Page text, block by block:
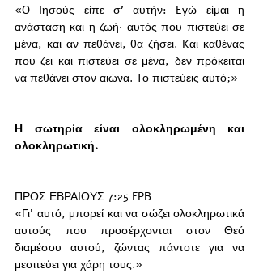
«O Iησούς είπε σ’ αυτήν: Eγώ είμαι η
ανάσταση και η ζωή· αυτός που πιστεύει σε
μένα, και αν πεθάνει, θα ζήσει. Kαι καθένας
που ζει και πιστεύει σε μένα, δεν πρόκειται
να πεθάνει στον αιώνα. Tο πιστεύεις αυτό;»
Η σωτηρία είναι ολοκληρωμένη και
ολοκληρωτική.
ΠΡΟΣ ΕΒΡΑΙΟΥΣ 7:25 FPB
«Γι’ αυτό, μπορεί και να σώζει ολοκληρωτικά
αυτούς που προσέρχονται στον Θεό
διαμέσου αυτού, ζώντας πάντοτε για να
μεσιτεύει για χάρη τους.»